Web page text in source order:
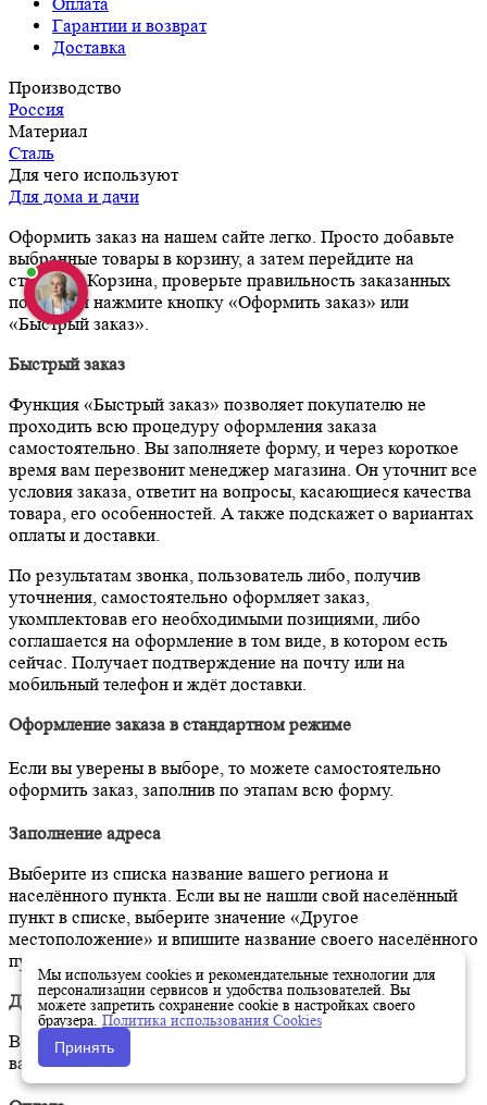
Гарантии и возврат
Доставка
Производство
Россия
Материал
Сталь
Для чего используют
Для дома и дачи
Оформить заказ на нашем сайте легко. Просто добавьте
выбранные товары в корзину, а затем перейдите на
страницу Корзина, проверьте правильность заказанных
позиций и нажмите кнопку «Оформить заказ» или
«Быстрый заказ».
Быстрый заказ
Функция «Быстрый заказ» позволяет покупателю не
проходить всю процедуру оформления заказа
самостоятельно. Вы заполняете форму, и через короткое
время вам перезвонит менеджер магазина. Он уточнит все
условия заказа, ответит на вопросы, касающиеся качества
товара, его особенностей. А также подскажет о вариантах
оплаты и доставки.
По результатам звонка, пользователь либо, получив
уточнения, самостоятельно оформляет заказ,
укомплектовав его необходимыми позициями, либо
соглашается на оформление в том виде, в котором есть
сейчас. Получает подтверждение на почту или на
мобильный телефон и ждёт доставки.
Оформление заказа в стандартном режиме
Если вы уверены в выборе, то можете самостоятельно
оформить заказ, заполнив по этапам всю форму.
Заполнение адреса
Выберите из списка название вашего региона и
населённого пункта. Если вы не нашли свой населённый
пункт в списке, выберите значение «Другое
местоположение» и впишите название своего населённого
пункта в графу «Город». Введите правильный индекс.
Доставка
В зависимости от места жительства вам предложат
варианты доставки. Выберите любой удобный способ.
Мы используем cookies и рекомендательные технологии для
персонализации сервисов и удобства пользователей. Вы
можете запретить сохранение cookie в настройках своего
браузера. Политика использования Cookies
Принять